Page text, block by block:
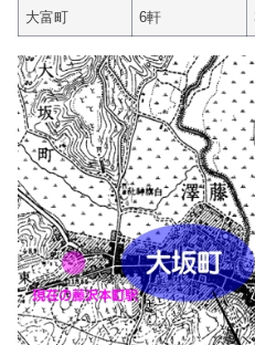
大富町 6軒